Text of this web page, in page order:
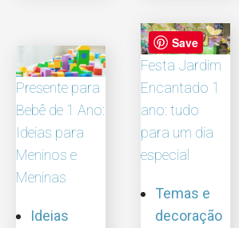
Presente para
Bebê de 1 Ano:
Ideias para
Meninos e
Meninas
Ideias
Festa Jardim
Encantado 1
ano: tudo
para um dia
especial
Temas e
decoração
Save